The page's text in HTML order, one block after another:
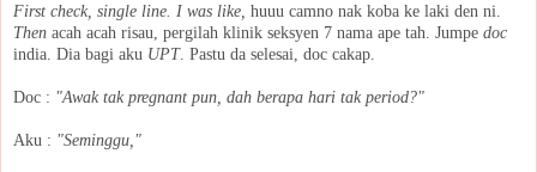
First check, single line. I was like, huuu camno nak koba ke laki den ni.
Then acah acah risau, pergilah klinik seksyen 7 nama ape tah. Jumpe doc
india. Dia bagi aku UPT. Pastu da selesai, doc cakap.
Doc : "Awak tak pregnant pun, dah berapa hari tak period?"
Aku : "Seminggu,"